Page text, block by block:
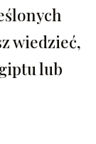
wiedzieć,
lub